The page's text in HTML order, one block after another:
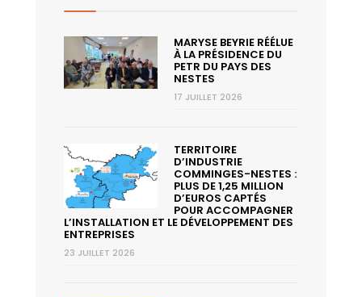
MARYSE BEYRIE RÉÉLUE
À LA PRÉSIDENCE DU
PETR DU PAYS DES
NESTES
17 JUILLET 2026
TERRITOIRE
D’INDUSTRIE
COMMINGES-NESTES :
PLUS DE 1,25 MILLION
D’EUROS CAPTÉS
POUR ACCOMPAGNER
L’INSTALLATION ET LE DÉVELOPPEMENT DES
ENTREPRISES
23 JUILLET 2026